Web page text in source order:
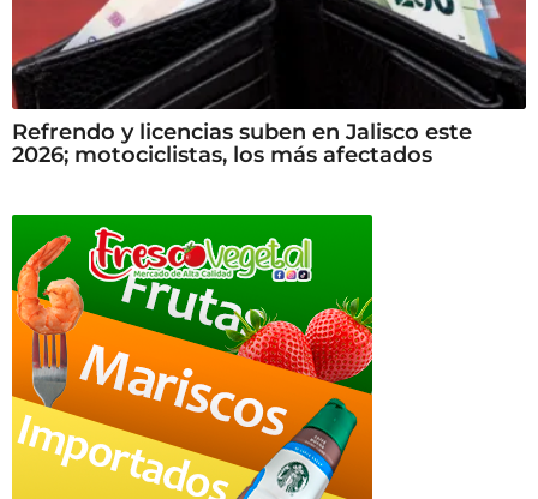
Refrendo y licencias suben en Jalisco este
2026; motociclistas, los más afectados